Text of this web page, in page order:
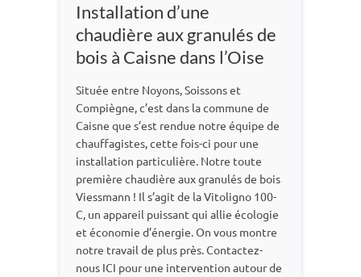
Installation d’une
chaudière aux granulés de
bois à Caisne dans l’Oise
Située entre Noyons, Soissons et
Compiègne, c’est dans la commune de
Caisne que s’est rendue notre équipe de
chauffagistes, cette fois-ci pour une
installation particulière. Notre toute
première chaudière aux granulés de bois
Viessmann ! Il s’agit de la Vitoligno 100-
C, un appareil puissant qui allie écologie
et économie d’énergie. On vous montre
notre travail de plus près. Contactez-
nous ICI pour une intervention autour de